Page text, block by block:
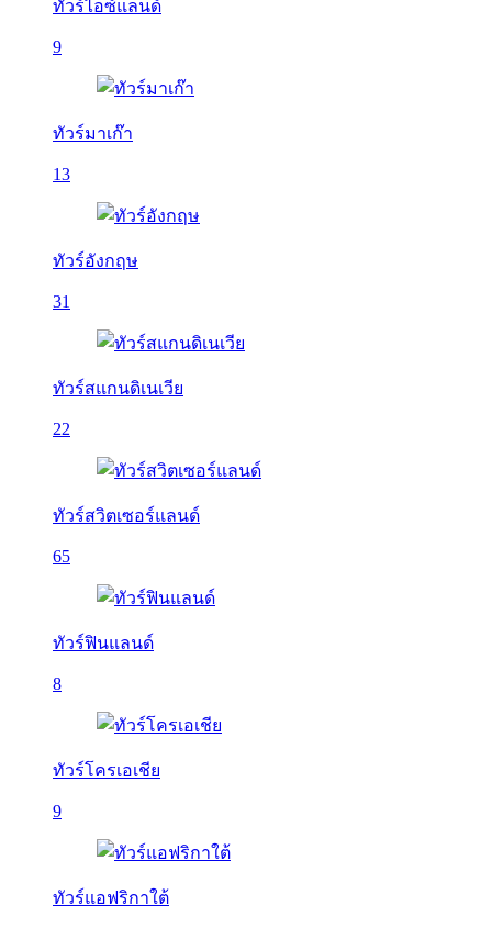
ทัวร์ไอซ์แลนด์
9
ทัวร์มาเก๊า
13
ทัวร์อังกฤษ
31
ทัวร์สแกนดิเนเวีย
22
ทัวร์สวิตเซอร์แลนด์
65
ทัวร์ฟินแลนด์
8
ทัวร์โครเอเชีย
9
ทัวร์แอฟริกาใต้